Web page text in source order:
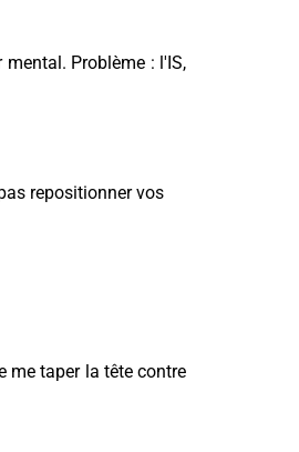
Problème : l'IS,
repositionner vos
me taper la tête contre